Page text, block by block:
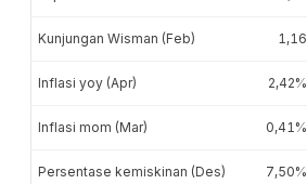
Kunjungan Wisman (Feb) 1,16
Inflasi yoy (Apr) 2,42%
Inflasi mom (Mar) 0,41%
Persentase kemiskinan (Des) 7,50%